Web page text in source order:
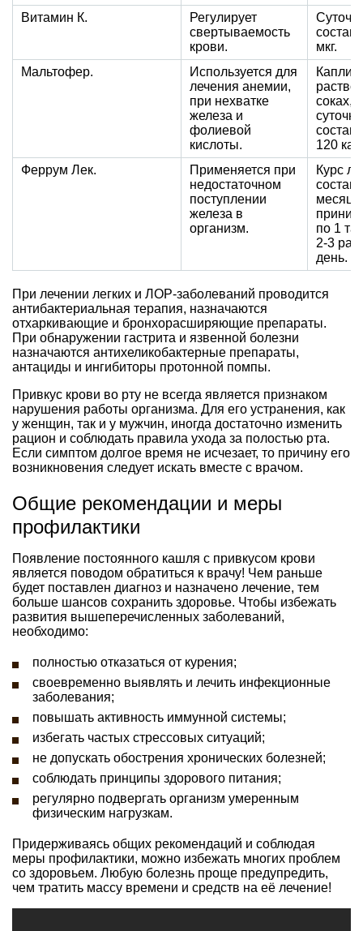
Витамин К.
Регулирует
свертываемость
крови.
мкг.
Мальтофер.
Используется для
лечения анемии,
при нехватке
железа и
фолиевой
кислоты.
Капли
соках,
120
Феррум Лек.
Применяется при
недостаточном
поступлении
железа в
организм.
Курс
месяца,
по 1
2-3
день.
При лечении легких и ЛОР-заболеваний проводится
антибактериальная терапия, назначаются
отхаркивающие и бронхорасширяющие препараты.
При обнаружении гастрита и язвенной болезни
назначаются антихеликобактерные препараты,
антациды и ингибиторы протонной помпы.
Привкус крови во рту не всегда является признаком
нарушения работы организма. Для его устранения, как
у женщин, так и у мужчин, иногда достаточно изменить
рацион и соблюдать правила ухода за полостью рта.
Если симптом долгое время не исчезает, то причину его
возникновения следует искать вместе с врачом.
Общие рекомендации и меры
профилактики
Появление постоянного кашля с привкусом крови
является поводом обратиться к врачу! Чем раньше
будет поставлен диагноз и назначено лечение, тем
больше шансов сохранить здоровье. Чтобы избежать
развития вышеперечисленных заболеваний,
необходимо:
полностью отказаться от курения;
своевременно выявлять и лечить инфекционные
заболевания;
повышать активность иммунной системы;
избегать частых стрессовых ситуаций;
не допускать обострения хронических болезней;
соблюдать принципы здорового питания;
регулярно подвергать организм умеренным
физическим нагрузкам.
Придерживаясь общих рекомендаций и соблюдая
меры профилактики, можно избежать многих проблем
со здоровьем. Любую болезнь проще предупредить,
чем тратить массу времени и средств на её лечение!